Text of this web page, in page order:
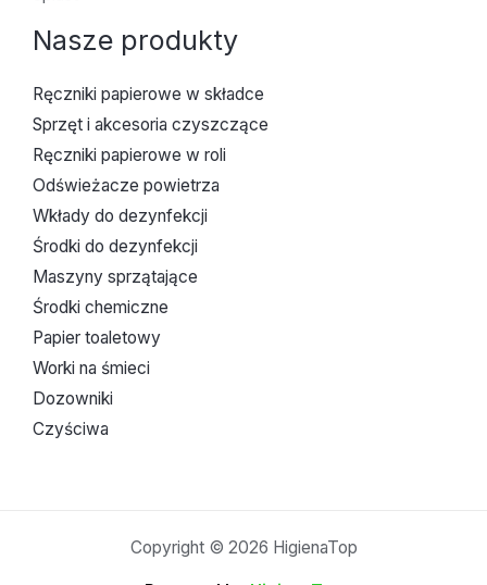
Nasze produkty
Ręczniki papierowe w składce
Sprzęt i akcesoria czyszczące
Ręczniki papierowe w roli
Odświeżacze powietrza
Wkłady do dezynfekcji
Środki do dezynfekcji
Maszyny sprzątające
Środki chemiczne
Papier toaletowy
Worki na śmieci
Dozowniki
Czyściwa
Copyright © 2026 HigienaTop